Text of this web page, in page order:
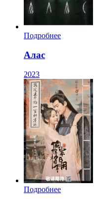
Подробнее
Алас
2023
Подробнее